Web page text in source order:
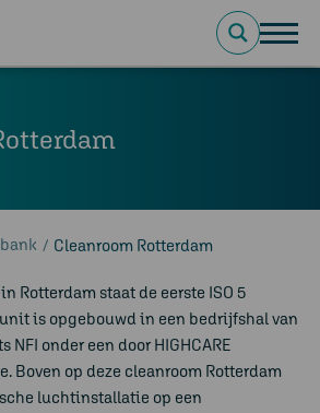
/ Cleanroom Rotterdam
Rotterdam staat de eerste ISO 5
is opgebouwd in een bedrijfshal van
NFI onder een door HIGHCARE
Boven op deze cleanroom Rotterdam
luchtinstallatie op een